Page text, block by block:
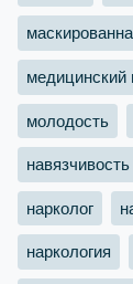
медицинский
молодость
навязчивость
нарколог
наркология